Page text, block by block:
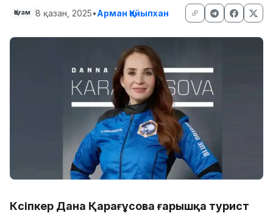
Қоғам 8 қазан, 2025•Арман Қайыпхан
Кәсіпкер Дана Қарағұсова ғарышқа турист